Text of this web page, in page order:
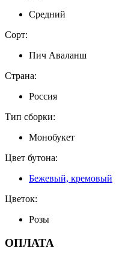
Средний
Сорт:
Пич Аваланш
Страна:
Россия
Тип сборки:
Монобукет
Цвет бутона:
Бежевый, кремовый
Цветок:
Розы
ОПЛАТА